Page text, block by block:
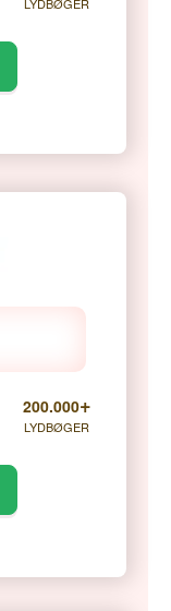
LYDBØGER
200.000+
LYDBØGER